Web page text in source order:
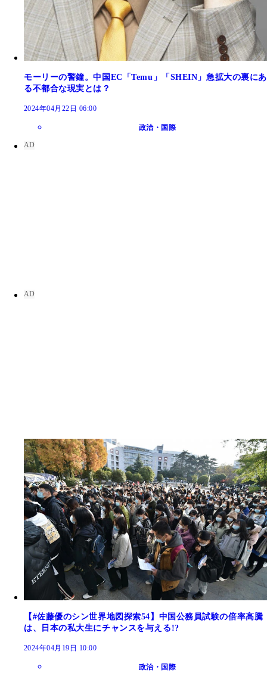
モーリーの警鐘。中国EC「Temu」「SHEIN」急拡大の裏にあ
る不都合な現実とは？
2024年04月22日 06:00
政治・国際
【#佐藤優のシン世界地図探索54】中国公務員試験の倍率高騰
は、日本の私大生にチャンスを与える!?
2024年04月19日 10:00
政治・国際